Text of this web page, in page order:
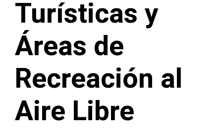
Turísticas y
Áreas de
Recreación al
Aire Libre